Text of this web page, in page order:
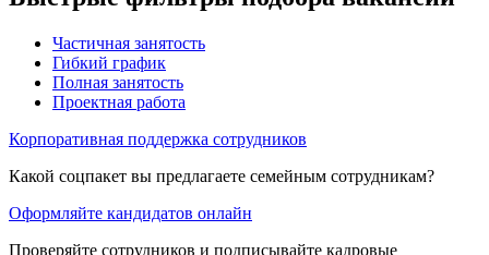
Частичная занятость
Гибкий график
Полная занятость
Проектная работа
Корпоративная поддержка сотрудников
Какой соцпакет вы предлагаете семейным сотрудникам?
Оформляйте кандидатов онлайн
Проверяйте сотрудников и подписывайте кадровые